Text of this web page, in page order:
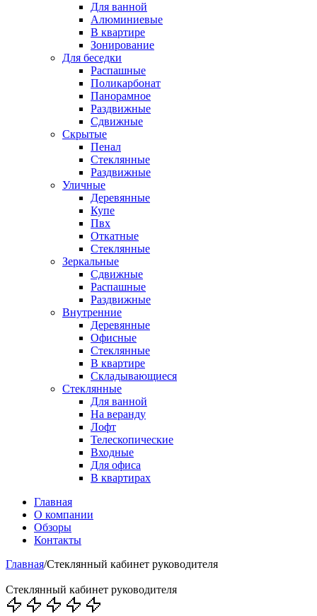
Для ванной
Алюминиевые
В квартире
Зонирование
Для беседки
Распашные
Поликарбонат
Панорамное
Раздвижные
Сдвижные
Скрытые
Пенал
Стеклянные
Раздвижные
Уличные
Деревянные
Купе
Пвх
Откатные
Стеклянные
Зеркальные
Сдвижные
Распашные
Раздвижные
Внутренние
Деревянные
Офисные
Стеклянные
В квартире
Складывающиеся
Стеклянные
Для ванной
На веранду
Лофт
Телескопические
Входные
Для офиса
В квартирах
Главная
О компании
Обзоры
Контакты
Главная/Стеклянный кабинет руководителя
Стеклянный кабинет руководителя